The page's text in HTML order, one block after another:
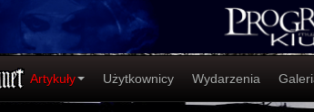
Artykuły Użytkownicy Wydarzenia